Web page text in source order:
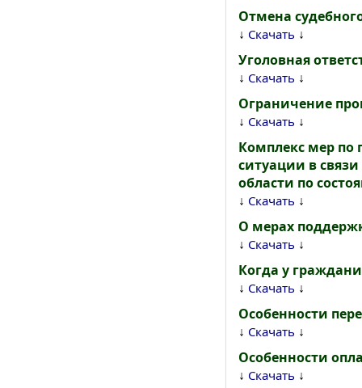
Отмена
↓ Скачать ↓
Уголовная
↓ Скачать ↓
Ограничение
↓ Скачать ↓
Комплекс мер по
ситуации в
области по
↓ Скачать ↓
О мерах
↓ Скачать ↓
Когда у
↓ Скачать ↓
Особенности
↓ Скачать ↓
Особенности
↓ Скачать ↓